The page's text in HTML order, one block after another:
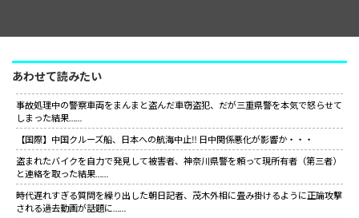
あわせて読みたい
事故処理中の警察車両をまんまと盗んだ車窃盗犯、だが三重県警を本気で怒らせて
しまった結果……
【国際】中国クルーズ船、日本への航海中止‼ 日中関係悪化が影響か・・・
盗まれたバイクを自力で発見して被害者、神奈川県警を頼って現所有者（第三者）
と連絡を取った結果……
時代遅れすぎる質問を繰り出した朝日記者、茂木外相に畳み掛けるように正論攻撃
される過去動画が話題に……